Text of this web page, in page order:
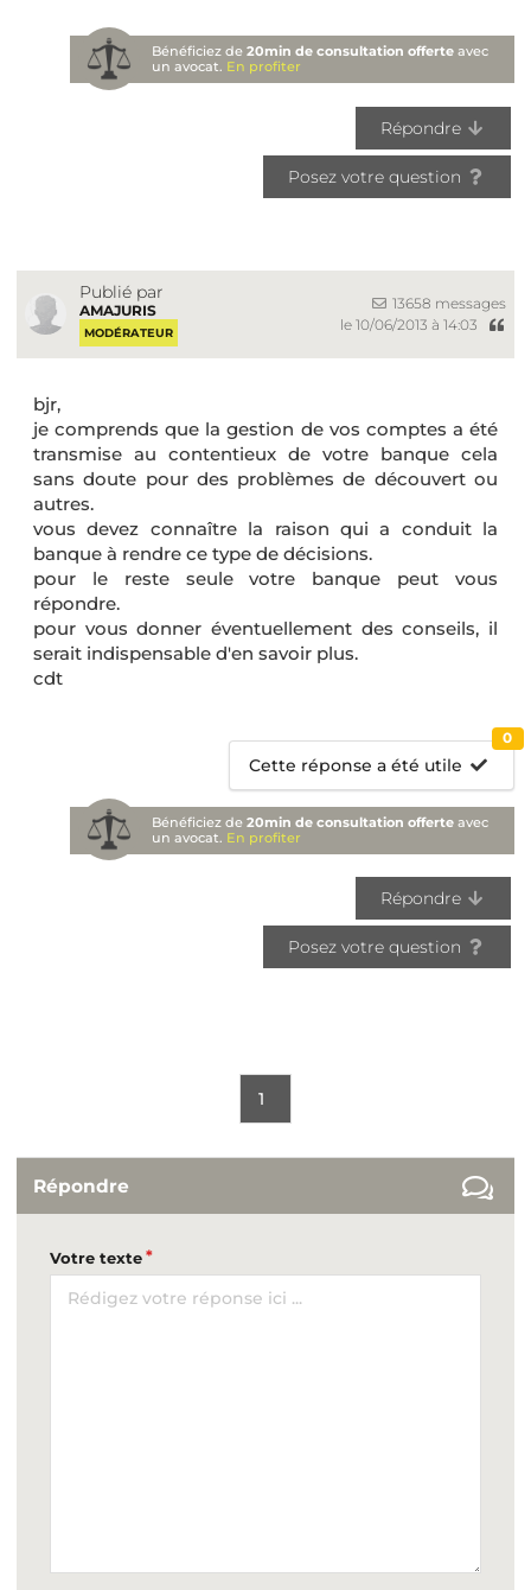
Bénéficiez de20min de consultation offerte avec
un avocat. En profiter
Répondre
Posez votre question
Publié par
AMAJURIS
MODÉRATEUR
13658 messages
le 10/06/2013 à 14:03
bjr,
je comprends que la gestion de vos comptes a été
transmise au contentieux de votre banque cela
sans doute pour des problèmes de découvert ou
autres.
vous devez connaître la raison qui a conduit la
banque à rendre ce type de décisions.
pour le reste seule votre banque peut vous
répondre.
pour vous donner éventuellement des conseils, il
serait indispensable d'en savoir plus.
cdt
Cette réponse a été utile
0
Bénéficiez de20min de consultation offerte avec
un avocat. En profiter
Répondre
Posez votre question
1
Répondre
Votre texte